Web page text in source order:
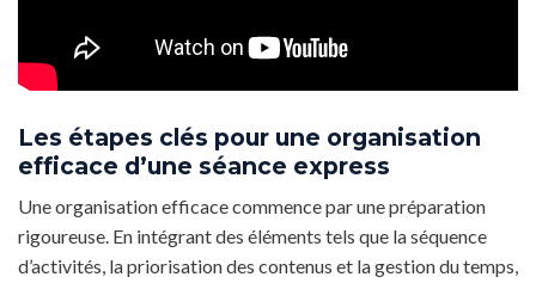
Les étapes clés pour une organisation
efficace d’une séance express
Une organisation efficace commence par une préparation
rigoureuse. En intégrant des éléments tels que la séquence
d’activités, la priorisation des contenus et la gestion du temps,